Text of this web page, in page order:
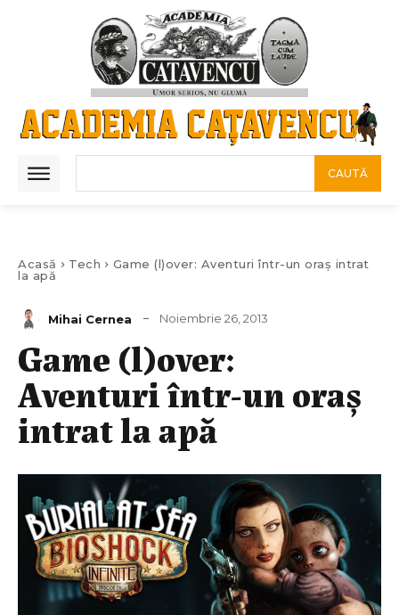
CAUTĂ
Acasă Tech
Game (l)over: Aventuri într-un oraș intrat
la apă
Mihai Cernea Noiembrie 26, 2013
Game (l)over:
Aventuri într-un oraș
intrat la apă